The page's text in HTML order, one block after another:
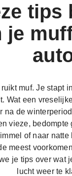
tips
je
muf. Je stapt
Wat een
na de
vieze,
of naar
meest
je tips over wat
lucht weer te